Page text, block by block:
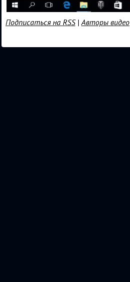
Подписаться на RSS|Авторы видео